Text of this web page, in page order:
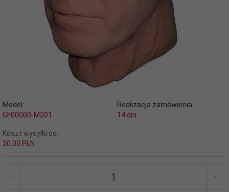
Model:
GF00000-M201
Realizacja zamówienia:
14 dni
Koszt wysyłki od:
20.00 PLN